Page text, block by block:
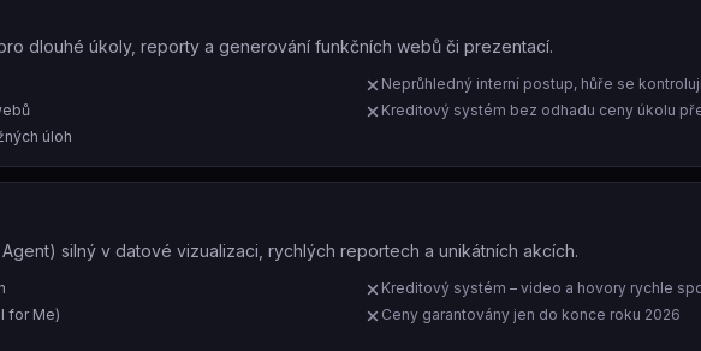
dlouhé úkoly, reporty a generování funkčních webů či prezentací.
úloh
Neprůhledný interní postup, hůře se
Kreditový systém bez odhadu ceny úkolu
silný v datové vizualizaci, rychlých reportech a unikátních akcích.
for Me)
Kreditový systém – video a hovory rychle
Ceny garantovány jen do konce roku 2026